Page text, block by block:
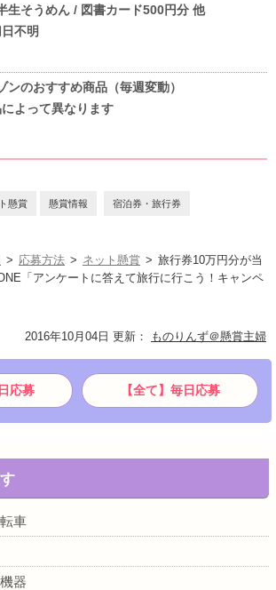
生そうめん / 図書カード500円分 他
不明
ンのおすすめ商品（毎週変動）
よって異なります
懸賞 懸賞情報 宿泊券・旅行券
応募方法 ネット懸賞
旅行券10万円分が当
「アンケートに答えて旅行に行こう！キャンペ
2016年10月04日 更新 ： ものりんず＠懸賞主婦
応募 【全て】毎日応募
車
器